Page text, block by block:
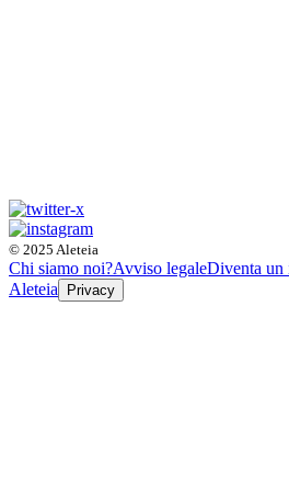
© 2025 Aleteia
Chi siamo noi?Avviso legaleDiventa un
Aleteia
Privacy